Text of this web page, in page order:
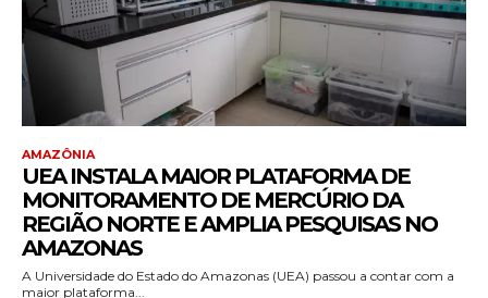
AMAZÔNIA
UEA INSTALA MAIOR PLATAFORMA DE
MONITORAMENTO DE MERCÚRIO DA
REGIÃO NORTE E AMPLIA PESQUISAS NO
AMAZONAS
A Universidade do Estado do Amazonas (UEA) passou a contar com a
maior plataforma...